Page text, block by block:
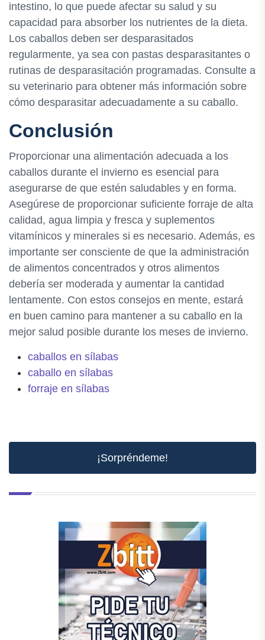
intestino, lo que puede afectar su salud y su
capacidad para absorber los nutrientes de la dieta.
Los caballos deben ser desparasitados
regularmente, ya sea con pastas desparasitantes o
rutinas de desparasitación programadas. Consulte a
su veterinario para obtener más información sobre
cómo desparasitar adecuadamente a su caballo.
Conclusión
Proporcionar una alimentación adecuada a los
caballos durante el invierno es esencial para
asegurarse de que estén saludables y en forma.
Asegúrese de proporcionar suficiente forraje de alta
calidad, agua limpia y fresca y suplementos
vitamínicos y minerales si es necesario. Además, es
importante ser consciente de que la administración
de alimentos concentrados y otros alimentos
debería ser moderada y aumentar la cantidad
lentamente. Con estos consejos en mente, estará
en buen camino para mantener a su caballo en la
mejor salud posible durante los meses de invierno.
caballos en sílabas
caballo en sílabas
forraje en sílabas
¡Sorpréndeme!